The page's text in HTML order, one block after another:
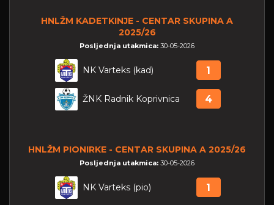
HNLŽM KADETKINJE - CENTAR SKUPINA A
2025/26
Posljednja utakmica: 30-05-2026
NK Varteks (kad) 1
ŽNK Radnik Koprivnica 4
HNLŽM PIONIRKE - CENTAR SKUPINA A 2025/26
Posljednja utakmica: 30-05-2026
NK Varteks (pio) 1